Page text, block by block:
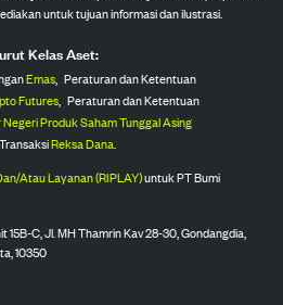
untuk tujuan informasi dan ilustrasi.
Kelas Aset:
Emas, Peraturan dan Ketentuan
Futures, Peraturan dan Ketentuan
Produk Saham Tunggal Asing
Reksa Dana.
Atau Layanan (RIPLAY)untuk PT Bumi
15B-C, Jl. MH Thamrin Kav 28-30, Gondangdia,
10350